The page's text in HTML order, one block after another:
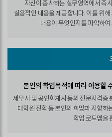
자신이 종사하는 실무영역에서 즉
실용적인 내용을 제공합니다. 이를 위
내용이 무엇인지를 파악하
본인의 학업목적에 따라 이용할
세무사 및 공인회계사 등의 전문자격증
대학원 진학 등 본인의 희망과 지향하
학업 로드맵을